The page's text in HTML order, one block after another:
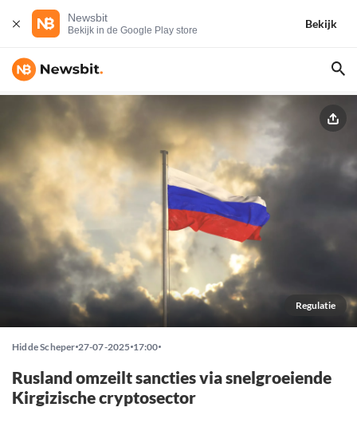
Newsbit
Bekijk in de Google Play store
Bekijk
Regulatie
Hidde Scheper 27-07-2025 17:00
Rusland omzeilt sancties via snelgroeiende
Kirgizische cryptosector